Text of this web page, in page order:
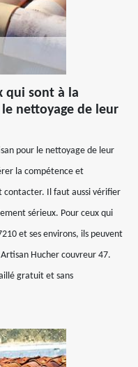
qui sont à la
nettoyage de leur
pour le nettoyage de leur
la compétence et
contacter. Il faut aussi vérifier
sérieux. Pour ceux qui
et ses environs, ils peuvent
Hucher couvreur 47.
gratuit et sans